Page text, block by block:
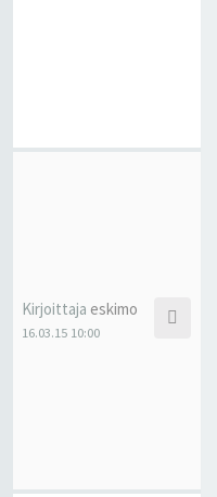
Kirjoittaja eskimo
16.03.15 10:00